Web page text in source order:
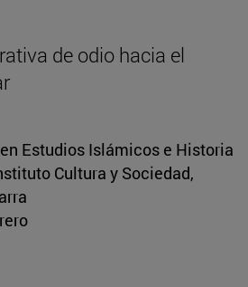
de odio hacia el
Estudios Islámicos e Historia
Cultura y Sociedad,